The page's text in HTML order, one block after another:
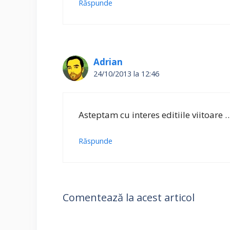
Răspunde
Adrian
24/10/2013 la 12:46
Asteptam cu interes editiile viitoare
Răspunde
Comentează la acest articol